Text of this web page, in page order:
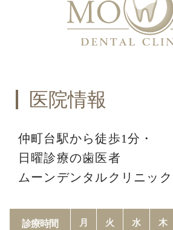
医院情報
仲町台駅から徒歩1分・
日曜診療の歯医者
ムーンデンタルクリニック
診療時間 月 火 水 木